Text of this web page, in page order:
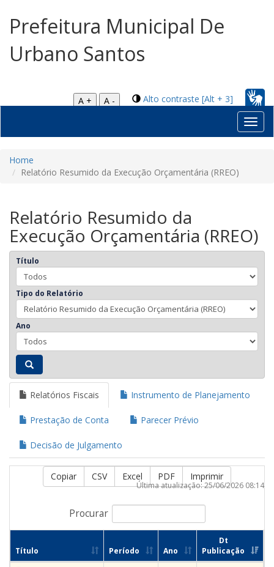
Prefeitura Municipal De
Urbano Santos
Alto contraste [Alt + 3]
A +
A -
Home
Relatório Resumido da Execução Orçamentária (RREO)
Relatório Resumido da
Execução Orçamentária (RREO)
Título
Tipo do Relatório
Ano
Relatórios Fiscais Instrumento de Planejamento
Prestação de Conta Parecer Prévio
Decisão de Julgamento
Copiar CSV Excel PDF Imprimir
Procurar
Última atualização: 25/06/2026 08:14
Título Período Ano
Dt
Publicação